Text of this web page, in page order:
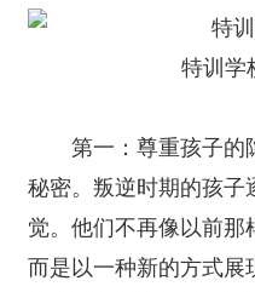
特训学
第一：尊重孩子的
秘密。叛逆时期的孩子
觉。他们不再像以前那
而是以一种新的方式展